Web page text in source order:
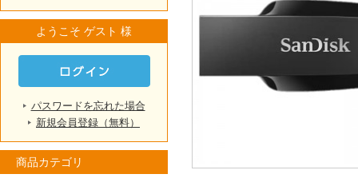
ようこそ ゲスト 様
パスワードを忘れた場合
新規会員登録（無料）
商品カテゴリ